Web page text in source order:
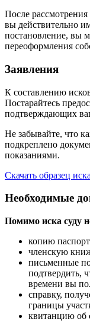
После
вы действительно
постановление, вы
переоформления
Заявления
К составлению
Постарайтесь
подтверждающих
Не забывайте, что
подкреплено
показаниями.
Скачать образец
Необходимые
Помимо иска суду
копию
членскую
письменные
подтвердить,
времени вы
справку,
границы
квитанцию об